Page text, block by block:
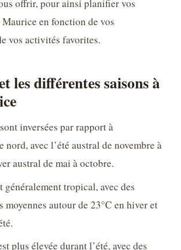
offrir, pour ainsi planifier vos
Maurice en fonction de vos
vos activités favorites.
les différentes saisons à
inversées par rapport à
nord, avec l’été austral de novembre à
austral de mai à octobre.
généralement tropical, avec des
moyennes autour de 23°C en hiver et
plus élevée durant l’été, avec des